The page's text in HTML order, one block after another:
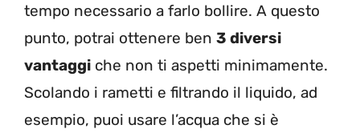
tempo necessario a farlo bollire. A questo
punto, potrai ottenere ben 3 diversi
vantaggi che non ti aspetti minimamente.
Scolando i rametti e filtrando il liquido, ad
esempio, puoi usare l’acqua che si è